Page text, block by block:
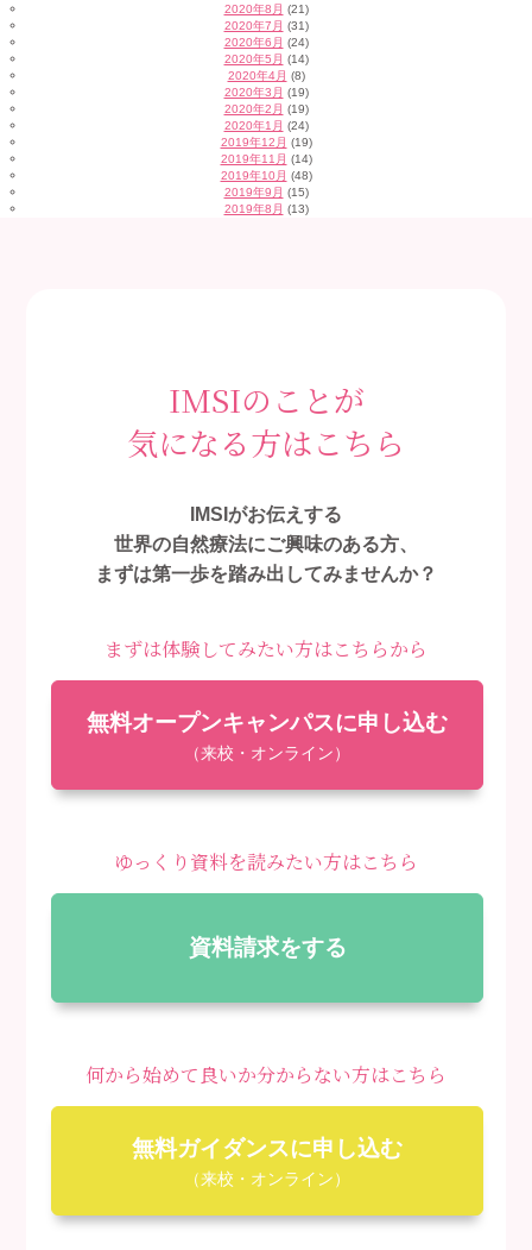
2020年8月 (21)
2020年7月 (31)
2020年6月 (24)
2020年5月 (14)
2020年4月 (8)
2020年3月 (19)
2020年2月 (19)
2020年1月 (24)
2019年12月 (19)
2019年11月 (14)
2019年10月 (48)
2019年9月 (15)
2019年8月 (13)
IMSIのことが
気になる方はこちら
IMSIがお伝えする
世界の自然療法にご興味のある方、
まずは第一歩を踏み出してみませんか？
まずは体験してみたい方はこちらから
無料オープンキャンパスに申し込む
（来校・オンライン）
ゆっくり資料を読みたい方はこちら
資料請求をする
何から始めて良いか分からない方はこちら
無料ガイダンスに申し込む
（来校・オンライン）